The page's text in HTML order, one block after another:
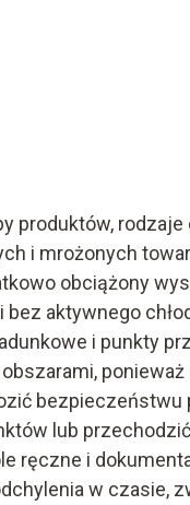
produktów, rodzaje
i mrożonych
obciążony
aktywnego
i punkty
ponieważ
bezpieczeństwu
lub
ręczne i
w czasie,